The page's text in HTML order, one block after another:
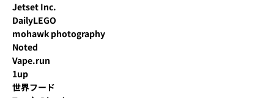
Jetset Inc.
DailyLEGO
mohawk photography
Noted
Vape.run
1up
世界フード